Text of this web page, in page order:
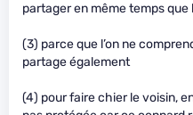
partager en même temps que
(3) parce que l’on ne
partage également
(4) pour faire chier le voisin,